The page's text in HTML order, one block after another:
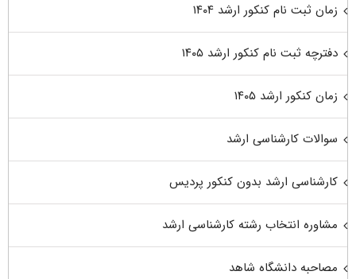
زمان ثبت نام کنکور ارشد ۱۴۰۴
دفترچه ثبت نام کنکور ارشد ۱۴۰۵
زمان کنکور ارشد ۱۴۰۵
سوالات کارشناسی ارشد
کارشناسی ارشد بدون کنکور پردیس
مشاوره انتخاب رشته کارشناسی ارشد
مصاحبه دانشگاه شاهد